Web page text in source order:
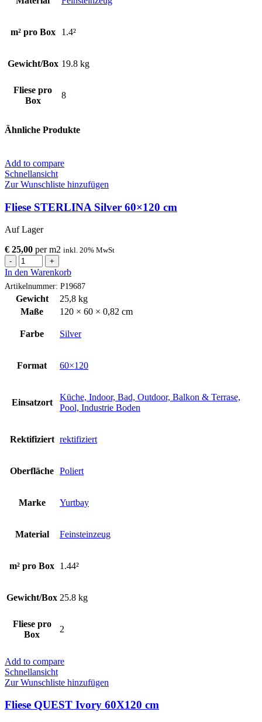
m² pro Box 1.4²
Gewicht/Box 19.8 kg
Fliese pro
Box
8
Ähnliche Produkte
Add to compare
Schnellansicht
Zur Wunschliste hinzufügen
Fliese STERLINA Silver 60×120 cm
Auf Lager
€ 25,00 perm2 inkl. 20% MwSt
Fliese
STERLINA
Silver
60x120
cm
Menge
In den Warenkorb
Artikelnummer: P19687
Gewicht
25,8 kg
Maße
120 × 60 × 0,82 cm
Farbe Silver
Format 60×120
Einsatzort
Küche, Indoor, Bad, Outdoor, Balkon & Terrase,
Pool, Industrie Boden
Rektifiziert rektifiziert
Oberfläche Poliert
Marke Yurtbay
Material Feinsteinzeug
m² pro Box 1.44²
Gewicht/Box 25.8 kg
Fliese pro
Box
2
Add to compare
Schnellansicht
Zur Wunschliste hinzufügen
Fliese QUEST Ivory 60X120 cm